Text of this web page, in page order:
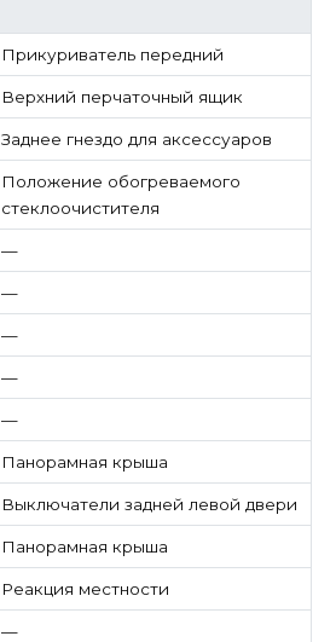
Прикуриватель передний
Верхний перчаточный ящик
Заднее гнездо для аксессуаров
Положение обогреваемого
стеклоочистителя
—
—
—
—
—
Панорамная крыша
Выключатели задней левой двери
Панорамная крыша
Реакция местности
—